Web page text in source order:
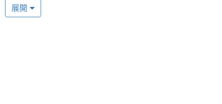
ONE Lite 搭配單眼雙鏡片架構，高達 120Hz 的刷新
處理器
展開